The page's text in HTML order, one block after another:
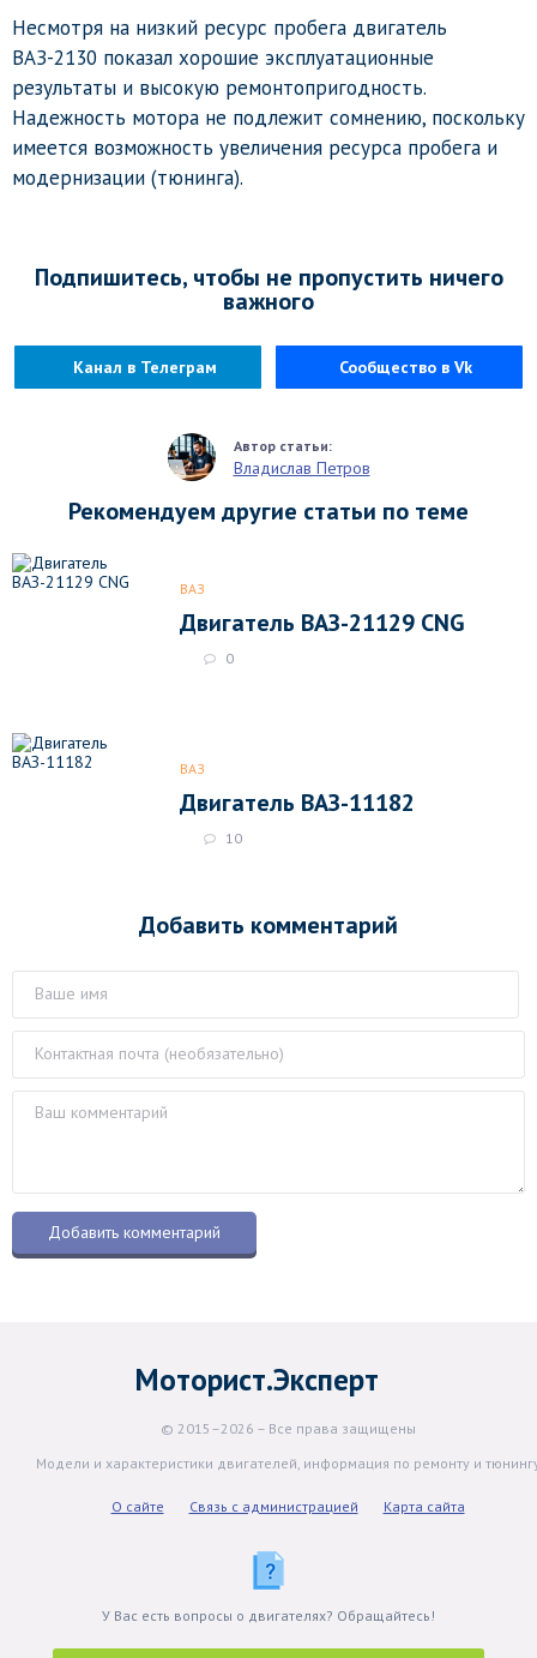
Несмотря на низкий ресурс пробега двигатель
ВАЗ-2130 показал хорошие эксплуатационные
результаты и высокую ремонтопригодность.
Надежность мотора не подлежит сомнению, поскольку
имеется возможность увеличения ресурса пробега и
модернизации (тюнинга).
Подпишитесь, чтобы не пропустить ничего
важного
Канал в Телеграм Сообщество в Vk
Владислав Петров
Рекомендуем другие статьи по теме
ВАЗ
Двигатель ВАЗ-21129 CNG
0
ВАЗ
Двигатель ВАЗ-11182
10
Добавить комментарий
Моторист.Эксперт
© 2015–2026 – Все права защищены
Модели и характеристики двигателей, информация по ремонту и
О сайте Связь с администрацией Карта сайта
У Вас есть вопросы о двигателях? Обращайтесь!